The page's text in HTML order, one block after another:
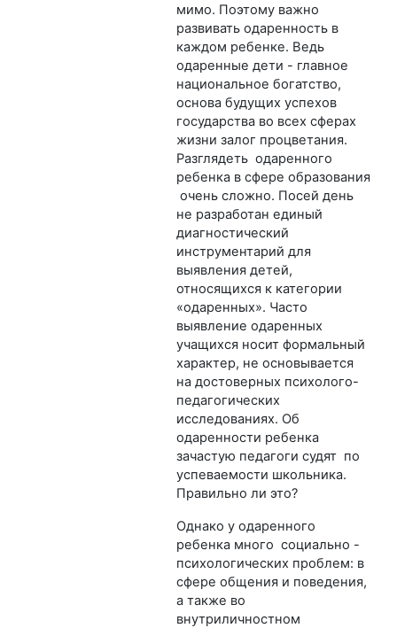
мимо. Поэтому важно
развивать одаренность в
каждом ребенке. Ведь
одаренные дети - главное
национальное богатство,
основа будущих успехов
государства во всех сферах
жизни залог процветания.
Разглядеть одаренного
ребенка в сфере образования
очень сложно. Посей день
не разработан единый
диагностический
инструментарий для
выявления детей,
относящихся к категории
«одаренных». Часто
выявление одаренных
учащихся носит формальный
характер, не основывается
на достоверных психолого-
педагогических
исследованиях. Об
одаренности ребенка
зачастую педагоги судят по
успеваемости школьника.
Правильно ли это?
Однако у одаренного
ребенка много социально -
психологических проблем: в
сфере общения и поведения,
а также во
внутриличностном